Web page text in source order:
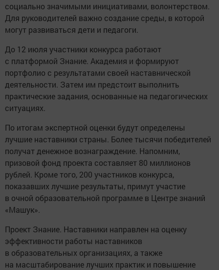
социально значимыми инициативами, волонтерством.
Для руководителей важно создание среды, в которой
могут развиваться дети и педагоги.
До 12 июля участники конкурса работают
с платформой Знание. Академия и формируют
портфолио с результатами своей наставнической
деятельности. Затем им предстоит выполнить
практические задания, основанные на педагогических
ситуациях.
По итогам экспертной оценки будут определены
лучшие наставники страны. Более тысячи победителей
получат денежное вознаграждение. Напомним,
призовой фонд проекта составляет 80 миллионов
рублей. Кроме того, 200 участников конкурса,
показавших лучшие результаты, примут участие
в очной образовательной программе в Центре знаний
«Машук».
Проект Знание. Наставники направлен на оценку
эффективности работы наставников
в образовательных организациях, а также
на масштабирование лучших практик и повышение